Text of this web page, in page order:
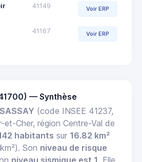
41149 Voir ERP
41167 Voir ERP
— Synthèse
SASSAY (code INSEE 41237,
et-Cher, région Centre-Val de
habitants sur 16.82 km²
Son niveau de risque
niveau sismique est 1 . Elle